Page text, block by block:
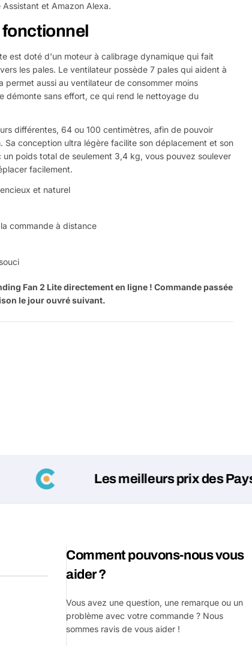
et Amazon Alexa.
fonctionnel
est doté d'un moteur à calibrage dynamique qui fait
les pales. Le ventilateur possède 7 pales qui aident à
permet aussi au ventilateur de consommer moins
démonte sans effort, ce qui rend le nettoyage du
différentes, 64 ou 100 centimètres, afin de pouvoir
Sa conception ultra légère facilite son déplacement et son
un poids total de seulement 3,4 kg, vous pouvez soulever
facilement.
et naturel
commande à distance
Fan 2 Lite directement en ligne ! Commande passée
le jour ouvré suivant.
Partager
téléphone
Votre
Les meilleurs prix des Pays-Bas !
Comment pouvons-nous vous
aider ?
Vous avez une question, une remarque ou un
problème avec votre commande ? Nous
sommes ravis de vous aider !